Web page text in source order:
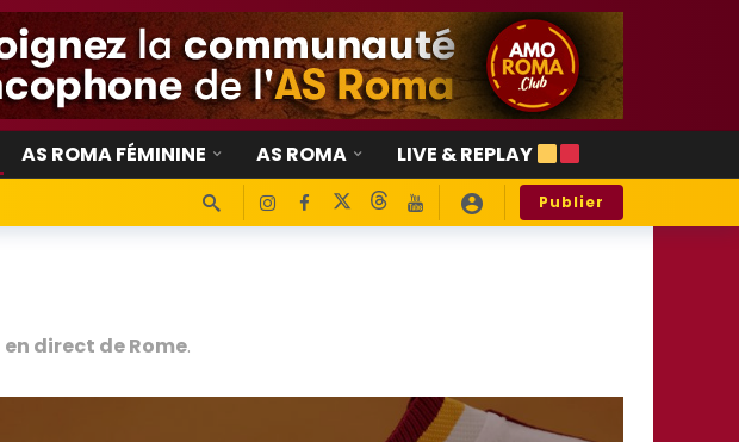
AS ROMA FÉMININE AS ROMA LIVE & REPLAY
Publier
en direct de Rome.